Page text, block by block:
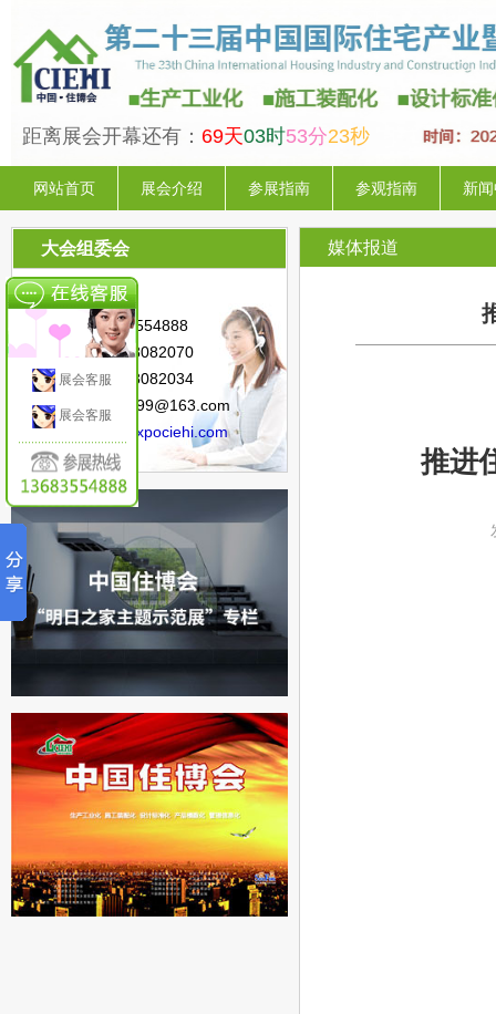
距离展会开幕还有： 69天03时53分22秒
网站首页 展会介绍 参展指南 参观指南 新
大会组委会
联系人：陈 星
手 机：13683554888
电 话：010-88082070
传 真：010-88082034
邮 箱：sunny.99@163.com
网 址：
www.expociehi.com
媒体报道
推进
展会客服
展会客服